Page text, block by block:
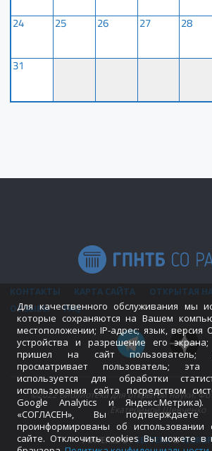
24 25 26 27 28
31
КОНТАКТЫ КАРТА САЙТА
ОТКРЫТАЯ
ОТЗЫВЫ
FAQ
©2022 Библиотека для открытой науки.
Екатериной Шевченко
POWERED BYSEPTERA&
Для качественного обслуживания мы
которые сохраняются на Вашем
местоположении; IP-адрес; язык, версия
устройства и разрешение его экрана;
пришел на сайт пользователь;
просматривает пользователь;
используется для обработки
использования сайта посредством
Google Analytics и
«СОГЛАСЕН», Вы
проинформированы об
сайте. Отключить cookies Вы можете в